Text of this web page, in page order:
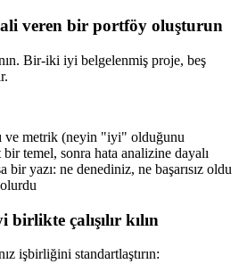
veren bir portföy oluşturun
Bir-iki iyi belgelenmiş proje, beş
ve metrik (neyin "iyi" olduğunu
bir temel, sonra hata analizine dayalı
bir yazı: ne denediniz, ne başarısız oldu
çalışılır kılın
işbirliğini standartlaştırın: